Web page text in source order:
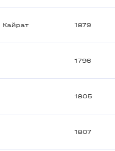
Кайрат 1879
1796
1805
1807